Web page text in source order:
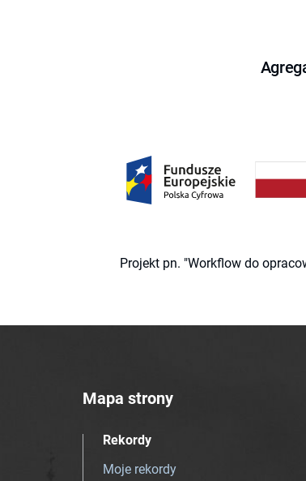
Projekt pn. "Workflow do
Mapa strony
Rekordy
Moje rekordy